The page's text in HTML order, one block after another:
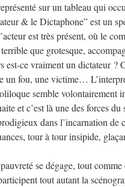
sur un tableau qui
& le Dictaphone” est un
est très présent, où le
que grotesque,
est-ce vraiment un dictateur ?
un fou, une victime…
semble volontairement
et c’est là une des forces du
dans l’incarnation de
tour à tour insipide,
se dégage, tout
tout autant la